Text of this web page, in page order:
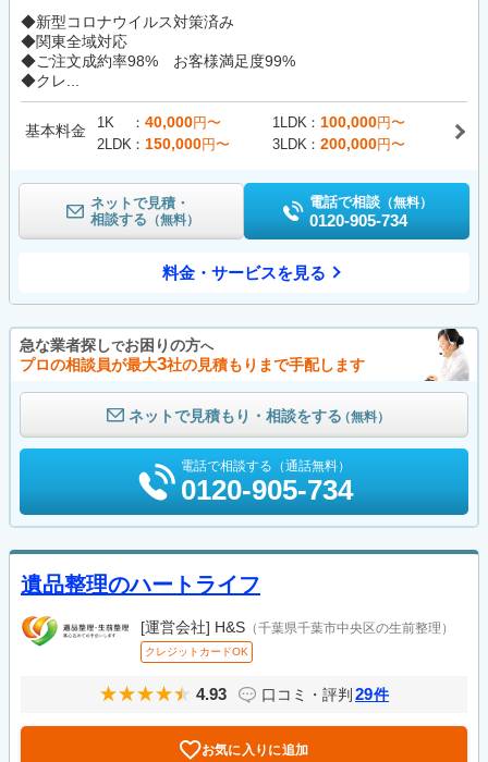
◆新型コロナウイルス対策済み
◆関東全域対応
◆ご注文成約率98% お客様満足度99%
◆クレ...
基本料金 1K 40,000円〜 1LDK 100,000円〜
2LDK
150,000円〜 3LDK 200,000円〜
ネットで見積・
相談する （無料）
電話で相談 （無料）
0120-905-734
料金・サービスを見る
急な業者探しでお困りの方へ
プロの相談員が最大3社の見積もりまで手配します
ネットで見積もり・相談をする（無料）
電話で相談する（通話無料）
0120-905-734
遺品整理のハートライフ
[運営会社] H&S （千葉県千葉市中央区の生前整理）
クレジットカードOK
4.93 口コミ・評判 29件
お気に入りに追加